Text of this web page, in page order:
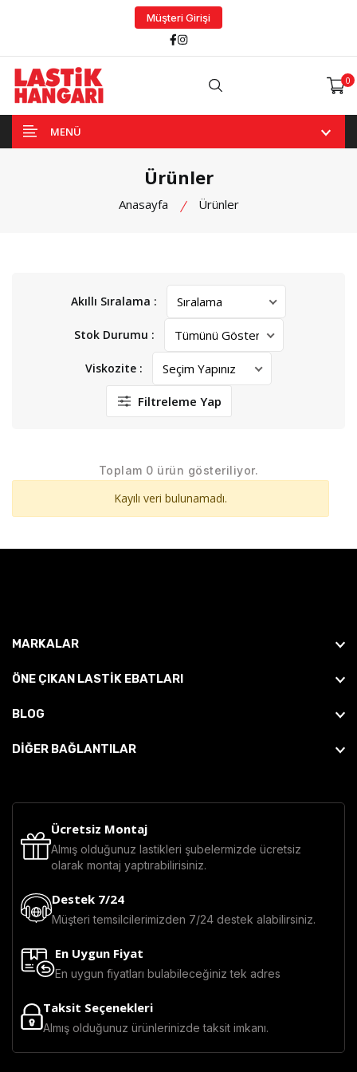
Müşteri Girişi
Facebook
Instagram
0
MENÜ
Ürünler
Anasayfa Ürünler
Akıllı Sıralama :
Stok Durumu :
Viskozite :
Filtreleme Yap
Toplam 0 ürün gösteriliyor.
Kayılı veri bulunamadı.
MARKALAR
ÖNE ÇIKAN LASTIK EBATLARI
BLOG
DİĞER BAĞLANTILAR
Ücretsiz Montaj
Almış olduğunuz lastikleri şubelermizde ücretsiz
olarak montaj yaptırabilirisiniz.
Destek 7/24
Müşteri temsilcilerimizden 7/24 destek alabilirsiniz.
En Uygun Fiyat
En uygun fiyatları bulabileceğiniz tek adres
Taksit Seçenekleri
Almış olduğunuz ürünlerinizde taksit imkanı.